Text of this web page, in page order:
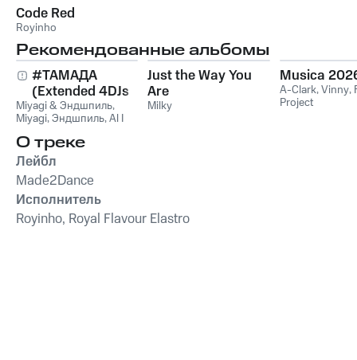
Code Red
Royinho
Рекомендованные альбомы
#ТАМАДА
(Extended 4DJs
Pack)
Miyagi & Эндшпиль,
Miyagi,Эндшпиль,Al I
Just the Way You
Are
Milky
Musica
A-Clark,Vinny,
Project
О треке
Лейбл
Made2Dance
Исполнитель
Royinho, Royal Flavour Elastro